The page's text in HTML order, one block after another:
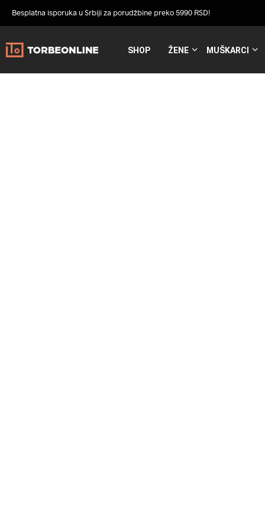
Besplatna isporuka u Srbiji za porudžbine preko 5990 RSD!
SHOP ŽENE MUŠKARCI